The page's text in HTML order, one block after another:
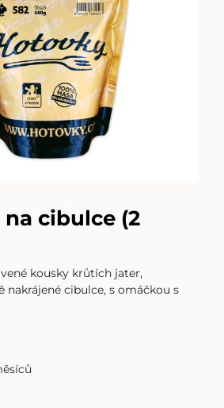
cibulce (2
kousky krůtích jater,
nakrájené cibulce, s omáčkou s